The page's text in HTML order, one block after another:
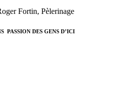
Fortin, Pèlerinage
PASSION DES GENS D’ICI